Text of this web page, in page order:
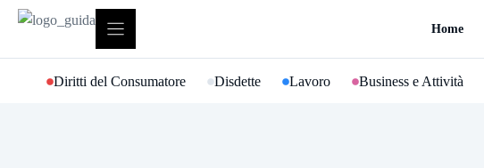
contenuto
Home
Diritti del Consumatore Disdette Lavoro Business e Attività